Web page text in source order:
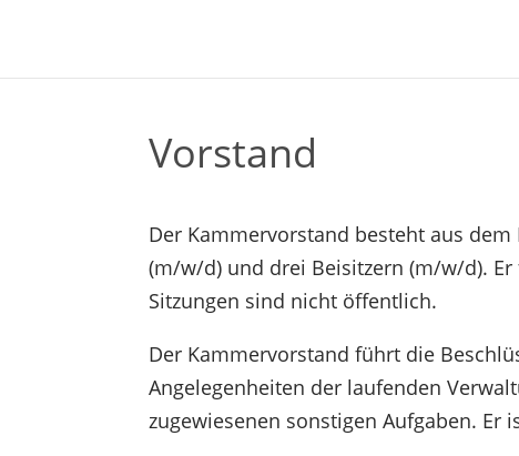
Vorstand
Der Kammervorstand besteht aus
(m/w/d) und drei Beisitzern (m/w/d).
Sitzungen sind nicht öffentlich.
Der Kammervorstand führt die
Angelegenheiten der laufenden
zugewiesenen sonstigen Aufgaben. Er